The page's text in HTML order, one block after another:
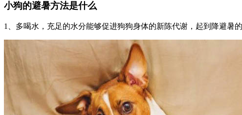
小狗的避暑方法是什么
1、多喝水，充足的水分能够促进狗狗身体的新陈代谢，起到降避暑的